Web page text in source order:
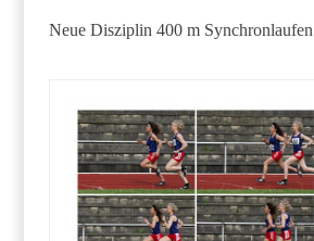
Neue Disziplin 400 m Synchronlaufen